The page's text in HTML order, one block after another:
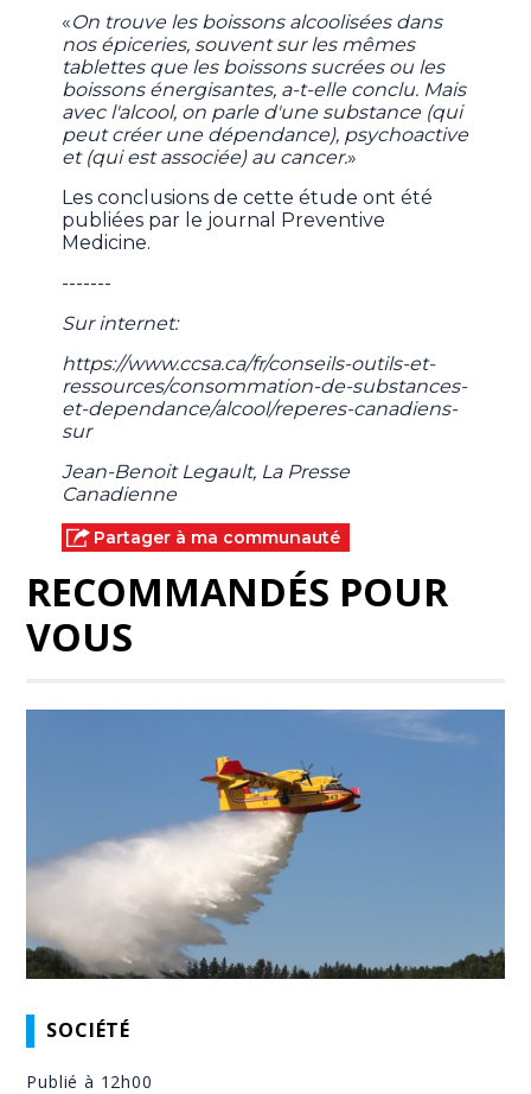
«On trouve les boissons alcoolisées dans
nos épiceries, souvent sur les mêmes
tablettes que les boissons sucrées ou les
boissons énergisantes, a-t-elle conclu. Mais
avec l'alcool, on parle d'une substance (qui
peut créer une dépendance), psychoactive
et (qui est associée) au cancer.»
Les conclusions de cette étude ont été
publiées par le journal Preventive
Medicine.
-------
Sur internet:
https://www.ccsa.ca/fr/conseils-outils-et-
ressources/consommation-de-substances-
et-dependance/alcool/reperes-canadiens-
sur
Jean-Benoit Legault, La Presse
Canadienne
Partager à ma communauté
RECOMMANDÉS POUR
VOUS
SOCIÉTÉ
Publié à 12h00